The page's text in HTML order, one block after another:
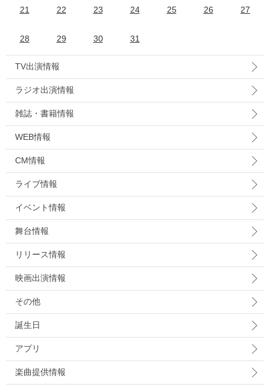
21 22 23 24 25 26 27
28 29 30 31
TV出演情報
ラジオ出演情報
雑誌・書籍情報
WEB情報
CM情報
ライブ情報
イベント情報
舞台情報
リリース情報
映画出演情報
その他
誕生日
アプリ
楽曲提供情報